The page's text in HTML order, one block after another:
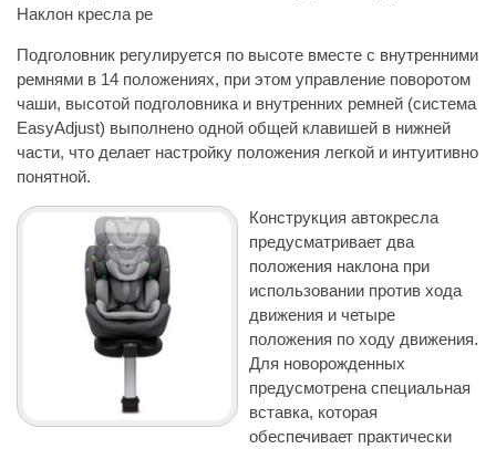
Наклон кресла ре
Подголовник регулируется по высоте вместе с внутренними
ремнями в 14 положениях, при этом управление поворотом
чаши, высотой подголовника и внутренних ремней (система
EasyAdjust) выполнено одной общей клавишей в нижней
части, что делает настройку положения легкой и интуитивно
понятной.
Конструкция автокресла
предусматривает два
положения наклона при
использовании против хода
движения и четыре
положения по ходу движения.
Для новорожденных
предусмотрена специальная
вставка, которая
обеспечивает практически